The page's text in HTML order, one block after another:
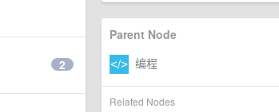
Parent Node
Related Nodes
2